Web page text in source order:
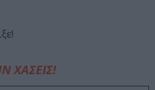
ΧΑΣΕΙΣ!